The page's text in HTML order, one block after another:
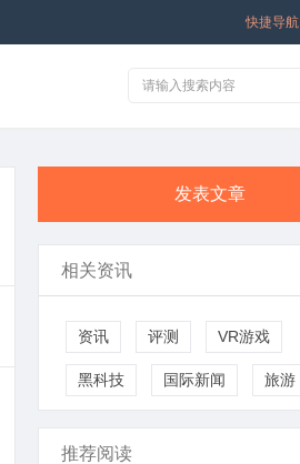
快捷导航
发表文章
相关资讯
资讯 评测 VR游戏
黑科技 国际新闻 旅游
推荐阅读